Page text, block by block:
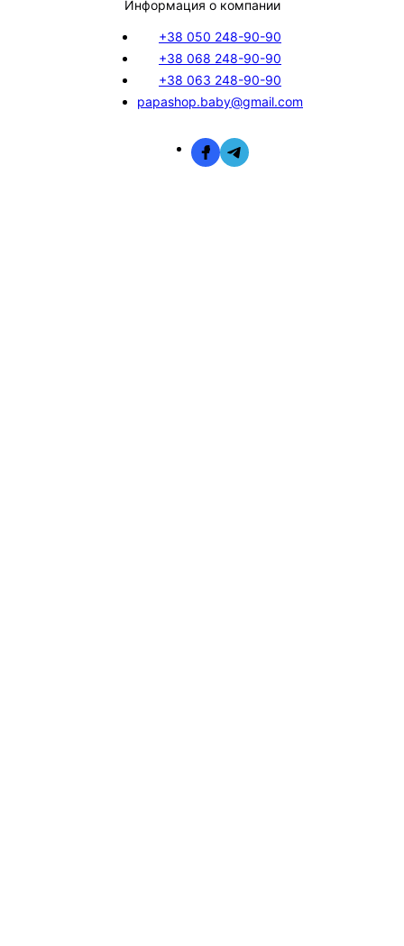
Информация о компании
+38 050 248-90-90
+38 068 248-90-90
+38 063 248-90-90
papashop.baby@gmail.com